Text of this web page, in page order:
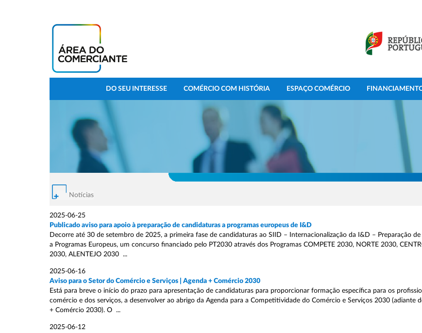
DO SEU INTERESSE COMÉRCIO COM HISTÓRIA ESPAÇO COMÉRCIO
Notícias
2025-06-25
Publicado aviso para apoio à preparação de candidaturas a programas europeus de I&D
Decorre até 30 de setembro de 2025, a primeira fase de candidaturas ao SIID – Internacionalização da I&D – Preparação
a Programas Europeus, um concurso financiado pelo PT2030 através dos Programas COMPETE 2030, NORTE 2030,
2030, ALENTEJO 2030 ...
2025-06-16
Aviso para o Setor do Comércio e Serviços | Agenda + Comércio 2030
Está para breve o início do prazo para apresentação de candidaturas para proporcionar formação específica para os
comércio e dos serviços, a desenvolver ao abrigo da Agenda para a Competitividade do Comércio e Serviços 2030 (adiante
+ Comércio 2030). O ...
2025-06-12